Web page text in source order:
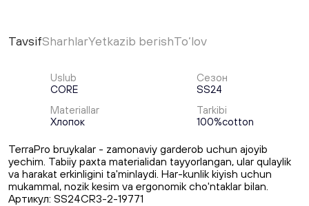
TavsifSharhlarYetkazib berishTo‘lov
Uslub
CORE
Сезон
SS24
Materiallar
Хлопок
Tarkibi
100%cotton
TerraPro bruykalar - zamonaviy garderob uchun ajoyib
yechim. Tabiiy paxta materialidan tayyorlangan, ular qulaylik
va harakat erkinligini ta'minlaydi. Har-kunlik kiyish uchun
mukammal, nozik kesim va ergonomik cho'ntaklar bilan.
Артикул: SS24CR3-2-19771